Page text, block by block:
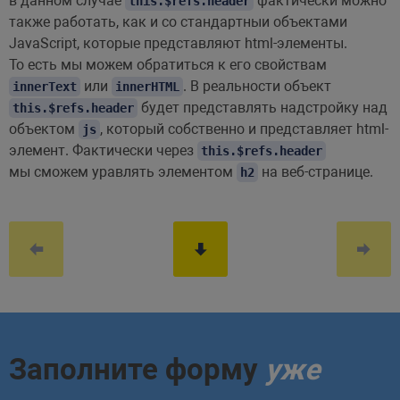
также работать, как и со стандартныи объектами
JavaScript, которые представляют html-элементы.
То есть мы можем обратиться к его свойствам
innerText или innerHTML . В реальности объект
this.$refs.header будет представлять надстройку над
объектом
js , который собственно и представляет html-
элемент. Фактически через this.$refs.header
мы сможем уравлять элементом h2 на веб-странице.
Заполните форму уже